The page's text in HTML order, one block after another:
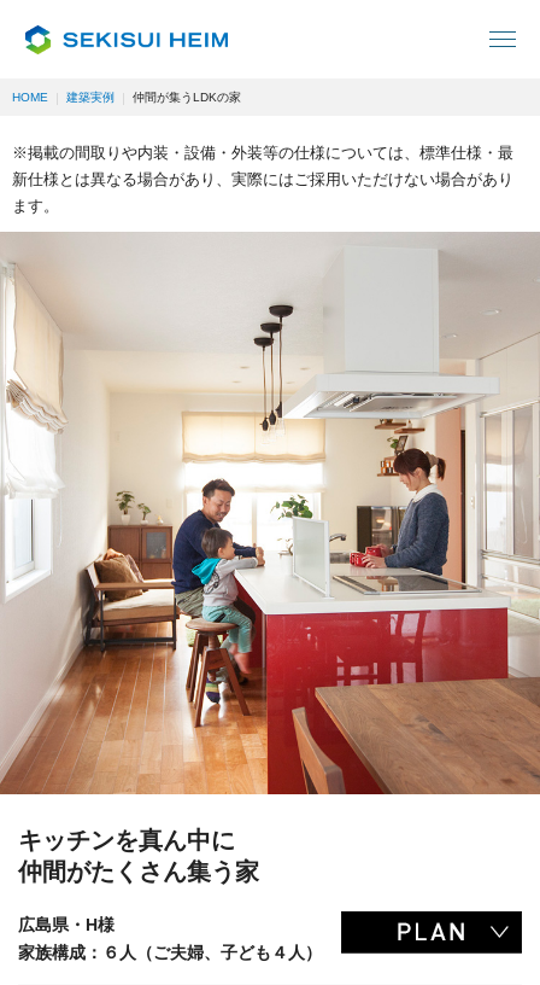
HOME 建築実例 仲間が集うLDKの家
※掲載の間取りや内装・設備・外装等の仕様については、標準仕様・最
新仕様とは異なる場合があり、実際にはご採用いただけない場合があり
ます。
キッチンを真ん中に
仲間がたくさん集う家
広島県・H様
家族構成：６人（ご夫婦、子ども４人）